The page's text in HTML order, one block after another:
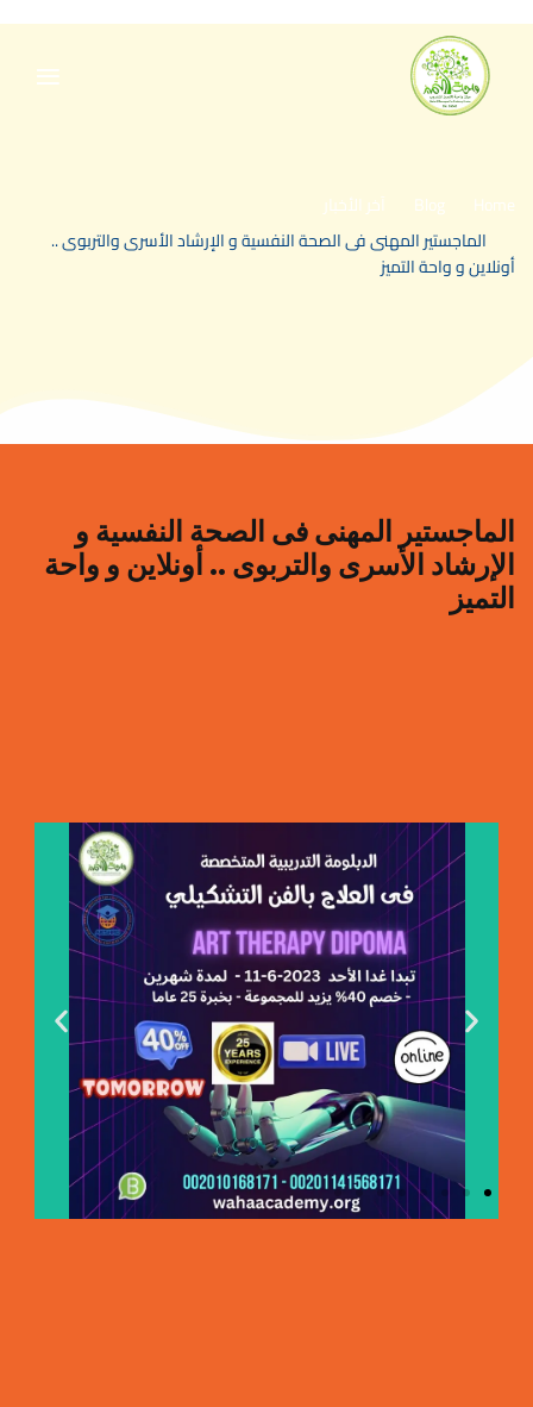
Home
Blog آخر الأخبار
الماجستير المهنى فى الصحة النفسية و الإرشاد الأسرى والتربوى ..
أونلاين و واحة التميز
الماجستير المهنى فى الصحة النفسية و
الإرشاد الأسرى والتربوى .. أونلاين و واحة
التميز